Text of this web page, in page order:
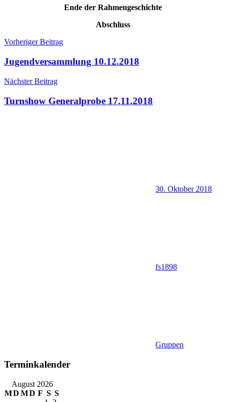
Ende der Rahmengeschichte
Abschluss
Beitragsnavigation
Vorheriger Beitrag
Jugendversammlung 10.12.2018
Nächster Beitrag
Turnshow Generalprobe 17.11.2018
30. Oktober 2018
fs1898
Gruppen
Terminkalender
August 2026
MD MD F S S